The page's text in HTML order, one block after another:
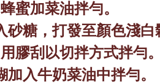
蜜加菜油拌勻。
糖，打發至顏色淺白
膠刮以切拌方式拌勻。
加入牛奶菜油中拌勻。